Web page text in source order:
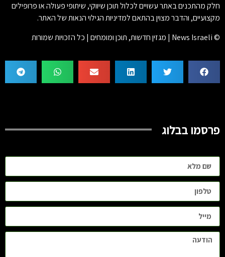
חלק מהתכנים באתר עשויים לכלול תוכן שיווקי, שיתופי פעולה או פרופילים
מקצועיים, והדבר מצוין בהתאם למדיניות הגילוי הנאות של האתר.
© News Israeli | מגזין חדשות, תוכן ומומחים | כל הזכויות שמורות
פרסמו בבלוג